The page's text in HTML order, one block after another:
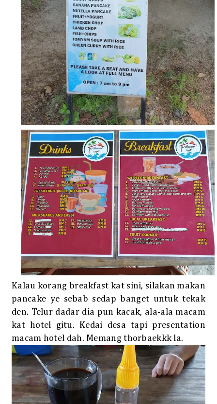
Kalau korang breakfast kat sini, silakan makan
pancake ye sebab sedap banget untuk tekak
den. Telur dadar dia pun kacak, ala-ala macam
kat hotel gitu. Kedai desa tapi presentation
macam hotel dah. Memang thorbaekkk la.